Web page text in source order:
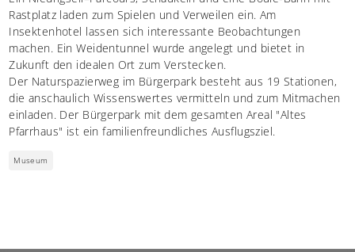
Rastplatz laden zum Spielen und Verweilen ein. Am
Insektenhotel lassen sich interessante Beobachtungen
machen. Ein Weidentunnel wurde angelegt und bietet in
Zukunft den idealen Ort zum Verstecken.
Der Naturspazierweg im Bürgerpark besteht aus 19 Stationen,
die anschaulich Wissenswertes vermitteln und zum Mitmachen
einladen. Der Bürgerpark mit dem gesamten Areal "Altes
Pfarrhaus" ist ein familienfreundliches Ausflugsziel.
Museum